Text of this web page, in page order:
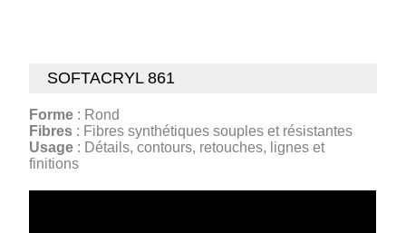
SOFTACRYL 861
Forme : Rond
Fibres : Fibres synthétiques souples et résistantes
Usage : Détails, contours, retouches, lignes et
finitions